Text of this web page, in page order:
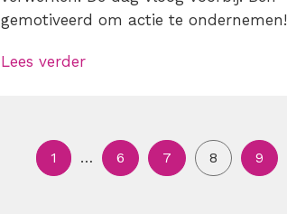
gemotiveerd om actie te ondernemen!
Lees verder
1 … 6 7 8 9